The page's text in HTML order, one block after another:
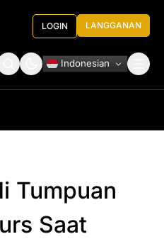
LOGIN LANGGANAN
Indonesian
Tumpuan
Saat